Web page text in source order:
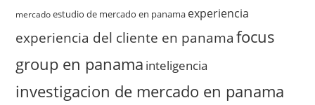
mercado estudio de mercado en panama experiencia
experiencia del cliente en panama focus
group en panama inteligencia
investigacion de mercado en panama